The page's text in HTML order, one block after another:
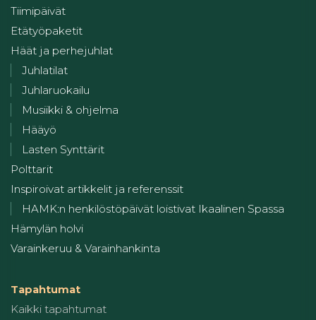
Tiimipäivät
Etätyöpaketit
Häät ja perhejuhlat
Juhlatilat
Juhlaruokailu
Musiikki & ohjelma
Hääyö
Lasten Synttärit
Polttarit
Inspiroivat artikkelit ja referenssit
HAMK:n henkilöstöpäivät loistivat Ikaalinen Spassa
Hämylän holvi
Varainkeruu & Varainhankinta
Tapahtumat
Kaikki tapahtumat